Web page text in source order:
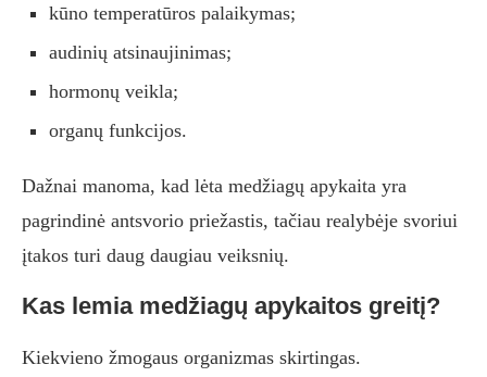
kūno temperatūros palaikymas;
audinių atsinaujinimas;
hormonų veikla;
organų funkcijos.
Dažnai manoma, kad lėta medžiagų apykaita yra
pagrindinė antsvorio priežastis, tačiau realybėje svoriui
įtakos turi daug daugiau veiksnių.
Kas lemia medžiagų apykaitos greitį?
Kiekvieno žmogaus organizmas skirtingas.